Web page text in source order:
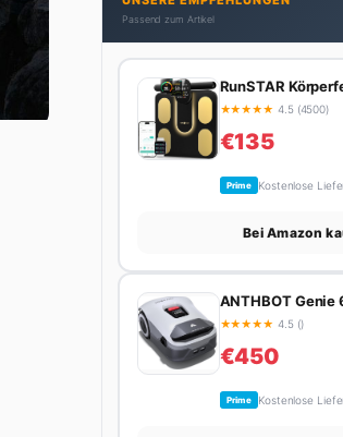
Trip – sei es ein Wochenende
Motorradtour durch die
Campingtrip mit den Jungs.
ist zu kurz für langweilige
Passend zum Artikel
RunSTAR
★★★★★ 4.5 (4500)
€135
Prime Kostenlose
Bei Amazon
ANTHBOT
★★★★★ 4.5 ()
€450
Prime Kostenlose